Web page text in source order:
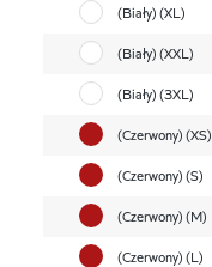
(Biały) (XL)
(Biały) (XXL)
(Biały) (3XL)
(Czerwony) (XS)
(Czerwony) (S)
(Czerwony) (M)
(Czerwony) (L)